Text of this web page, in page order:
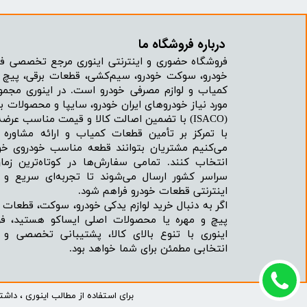
فروشگاه حضوری و اینترنتی اینوری مرجع تخصصی
خودرو، سوکت خودرو، سیم‌کشی، قطعات برقی، پیچ
کمیاب و لوازم مصرفی خودرو است. در اینوری
مورد نیاز خودروهای ایران خودرو، سایپا و محصولات
(ISACO) با تضمین اصالت کالا و قیمت مناسب عرضه می‌شود.
با تمرکز بر تأمین قطعات کمیاب و ارائه
می‌کنیم مشتریان بتوانند قطعه مناسب خودروی
انتخاب کنند. تمامی سفارش‌ها در کوتاه‌ترین
سراسر کشور ارسال می‌شوند تا تجربه‌ای سریع
اینترنتی قطعات خودرو فراهم شود.
اگر به دنبال خرید لوازم یدکی خودرو، سوکت،
پیچ و مهره یا محصولات اصلی ایساکو هستید،
اینوری با تنوع بالای کالا، پشتیبانی تخصصی
انتخابی مطمئن برای شما خواهد بود.
درباره فروشگاه ما​​​​​​​
برای استفاده از مطالب اینوری ،